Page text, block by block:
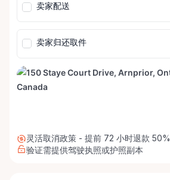
卖家配送
卖家归还取件
灵活取消政策 - 提前 72 小时退款 50%
验证需提供驾驶执照或护照副本